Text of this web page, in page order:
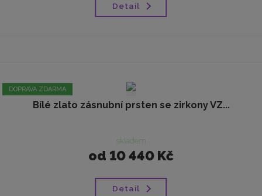
Detail
DOPRAVA ZDARMA
Bílé zlato zásnubní prsten se zirkony VZ...
skladem
od 10 440 Kč
Detail